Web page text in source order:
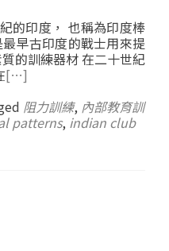
的印度， 也稱為印度棒
早古印度的戰士用來提
的訓練器材 在二十世紀
[…]
阻力訓練, 內部教育訓
patterns, indian club